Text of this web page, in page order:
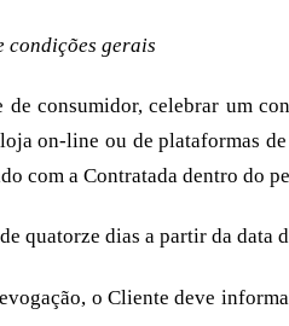
condições gerais
de consumidor, celebrar um
on-line ou de plataformas
com a Contratada dentro do
quatorze dias a partir da data
o Cliente deve